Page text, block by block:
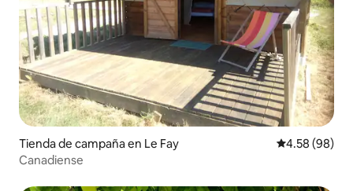
Tienda de campaña en Le Fay Calificación
4.58 (98)
Canadiense